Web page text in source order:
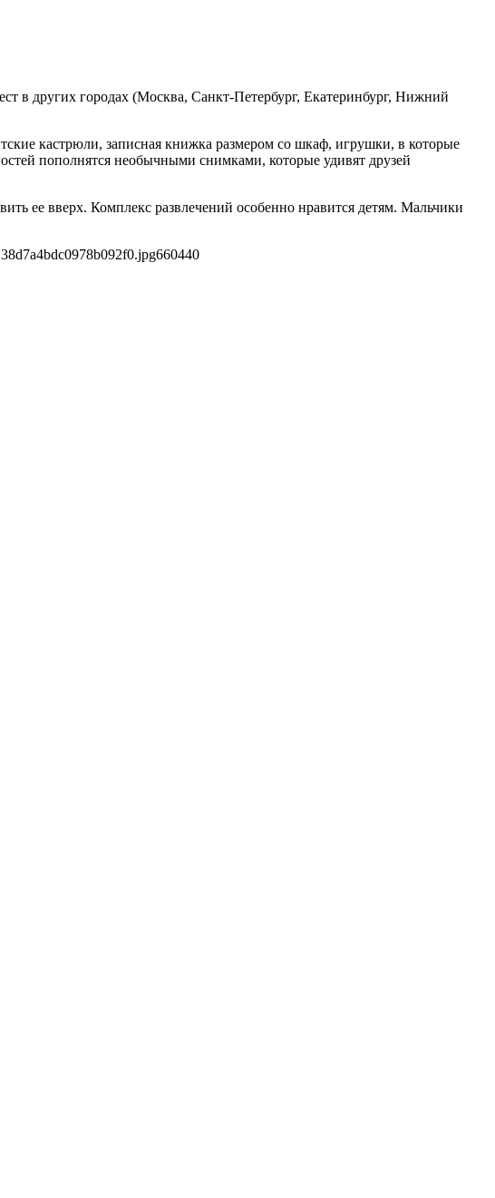
в других городах (Москва, Санкт-Петербург, Екатеринбург, Нижний
кастрюли, записная книжка размером со шкаф, игрушки, в которые
пополнятся необычными снимками, которые удивят друзей
ее вверх. Комплекс развлечений особенно нравится детям. Мальчики
660440